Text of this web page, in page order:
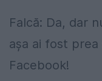
Falcă: Da, dar
așa ai fost
Facebook!